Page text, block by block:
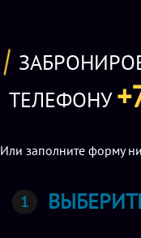
Аренда: если
длительное время -
комнату. Туда так
не будет
Аттракцион
Виртуальной
ТЕЛЕФОНУ
Или заполните форму